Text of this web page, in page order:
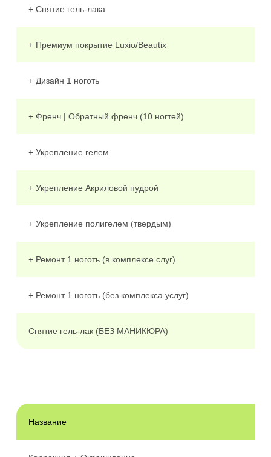
+ Cнятие гель-лака
+ Премиум покрытие Luxio/Beautix
+ Дизайн 1 ноготь
+ Френч | Обратный френч (10 ногтей)
+ Укрепление гелем
+ Укрепление Акриловой пудрой
+ Укрепление полигелем (твердым)
+ Ремонт 1 ноготь (в комплексе слуг)
+ Ремонт 1 ноготь (без комплекса услуг)
Снятие гель-лак (БЕЗ МАНИКЮРА)
Название